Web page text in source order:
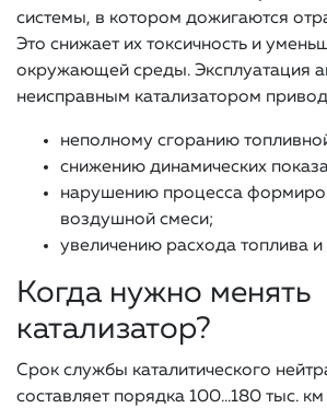
системы, в котором дожигаются
Это снижает их токсичность и
окружающей среды. Эксплуатация
неисправным катализатором
неполному сгоранию
снижению динамических
нарушению процесса
воздушной смеси;
увеличению расхода топлива и
Когда нужно менять
катализатор?
Срок службы каталитического
составляет порядка 100…180 тыс.